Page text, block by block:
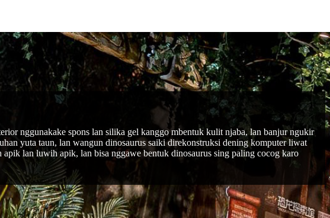
nggunakake spons lan silika gel kanggo mbentuk kulit njaba, lan banjur ngukir
yuta taun, lan wangun dinosaurus saiki direkonstruksi dening komputer liwat
lan luwih apik, lan bisa nggawe bentuk dinosaurus sing paling cocog karo